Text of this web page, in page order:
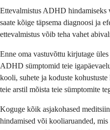
Ettevalmistus ADHD hindamiseks
saate kõige täpsema diagnoosi ja
ettevalmistus võib teha vahet
Enne oma vastuvõttu kirjutage
ADHD sümptomid teie
kooli, suhete ja koduste
teie arstil mõista teie sümptomite
Koguge kõik asjakohased
hindamised või kooliaruanded,